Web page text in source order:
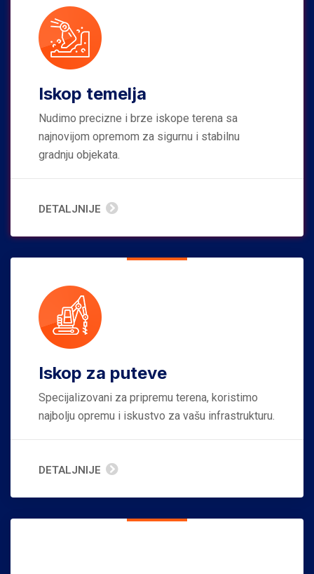
Iskop temelja
Nudimo precizne i brze iskope terena sa
najnovijom opremom za sigurnu i stabilnu
gradnju objekata.
DETALJNIJE
Iskop za puteve
Specijalizovani za pripremu terena, koristimo
najbolju opremu i iskustvo za vašu infrastrukturu.
DETALJNIJE